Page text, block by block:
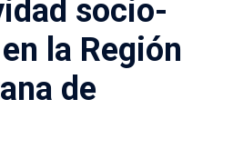
socio-
la Región
de